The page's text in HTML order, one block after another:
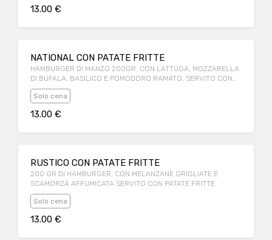
13.00 €
NATIONAL CON PATATE FRITTE
HAMBURGER DI MANZO 200GR. CON LATTUGA, MOZZARELLA
DI BUFALA, BASILICO E POMODORO RAMATO, SERVITO CON
PATATE FRITTE
Solo cena
13.00 €
RUSTICO CON PATATE FRITTE
200 GR DI HAMBURGER, CON MELANZANE GRIGLIATE E
SCAMORZA AFFUMICATA SERVITO CON PATATE FRITTE
Solo cena
13.00 €